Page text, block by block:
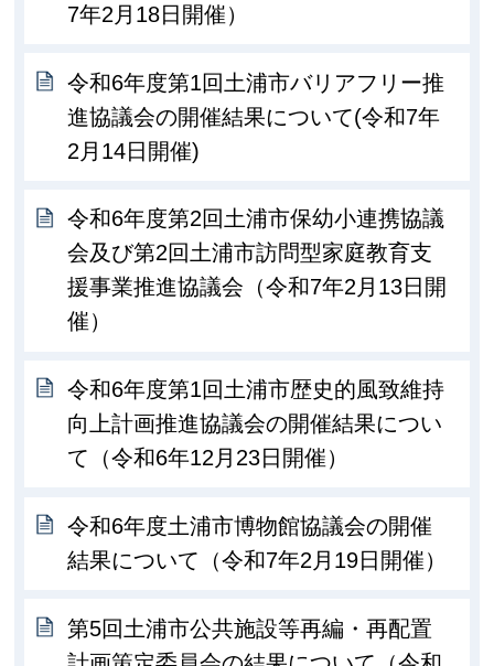
7年2月18日開催）
令和6年度第1回土浦市バリアフリー推
進協議会の開催結果について(令和7年
2月14日開催)
令和6年度第2回土浦市保幼小連携協議
会及び第2回土浦市訪問型家庭教育支
援事業推進協議会（令和7年2月13日開
催）
令和6年度第1回土浦市歴史的風致維持
向上計画推進協議会の開催結果につい
て（令和6年12月23日開催）
令和6年度土浦市博物館協議会の開催
結果について（令和7年2月19日開催）
第5回土浦市公共施設等再編・再配置